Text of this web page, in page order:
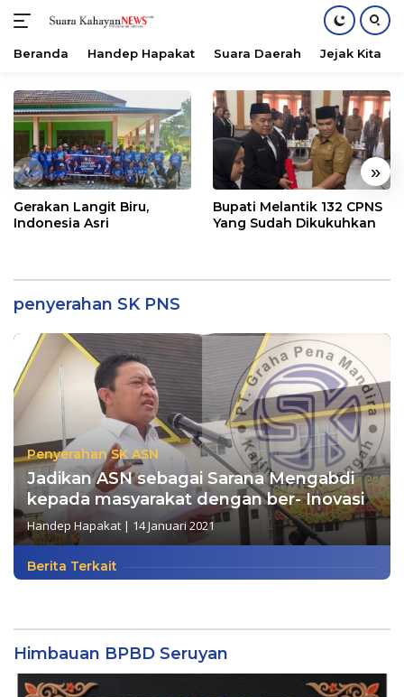
konten
Beranda Handep Hapakat Suara Daerah Jejak Kita
« »
Gerakan Langit Biru,
Indonesia Asri
Bupati Melantik 132 CPNS
Yang Sudah Dikukuhkan
penyerahan SK PNS
Penyerahan SK ASN
Jadikan ASN sebagai Sarana Mengabdi
kepada masyarakat dengan ber- Inovasi
Handep Hapakat | 14 Januari 2021
Berita Terkait
Himbauan BPBD Seruyan